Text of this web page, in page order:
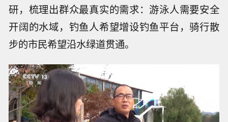
研，梳理出群众最真实的需求：游泳人需要安全
开阔的水域，钓鱼人希望增设钓鱼平台，骑行散
步的市民希望沿水绿道贯通。